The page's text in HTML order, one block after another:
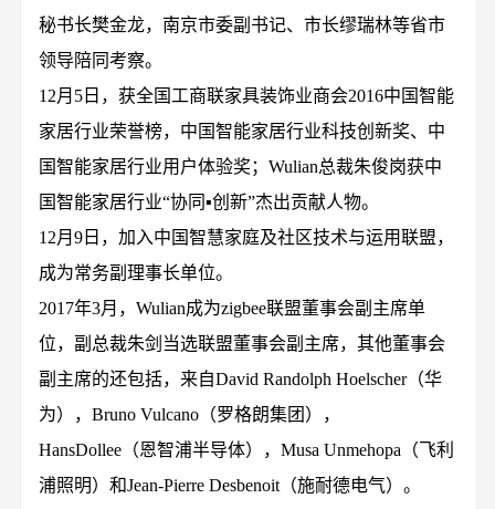
秘书长樊金龙，南京市委副书记、市长缪瑞林等省市
领导陪同考察。
12月5日，获全国工商联家具装饰业商会2016中国智能
家居行业荣誉榜，中国智能家居行业科技创新奖、中
国智能家居行业用户体验奖；Wulian总裁朱俊岗获中
国智能家居行业“协同▪创新”杰出贡献人物。
12月9日，加入中国智慧家庭及社区技术与运用联盟，
成为常务副理事长单位。
2017年3月，Wulian成为zigbee联盟董事会副主席单
位，副总裁朱剑当选联盟董事会副主席，其他董事会
副主席的还包括，来自David Randolph Hoelscher（华
为），Bruno Vulcano（罗格朗集团），
HansDollee（恩智浦半导体），Musa Unmehopa（飞利
浦照明）和Jean-Pierre Desbenoit（施耐德电气）。